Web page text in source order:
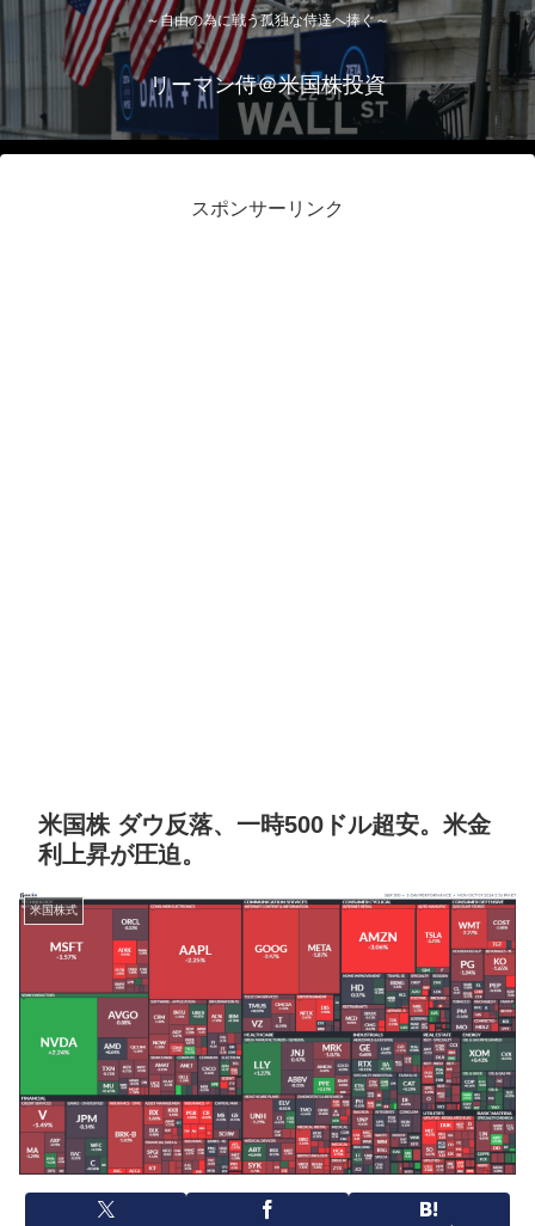
～自由の為に戦う孤独な侍達へ捧ぐ～
リーマン侍＠米国株投資
スポンサーリンク
米国株 ダウ反落、一時500ドル超安。米金
利上昇が圧迫。
米国株式